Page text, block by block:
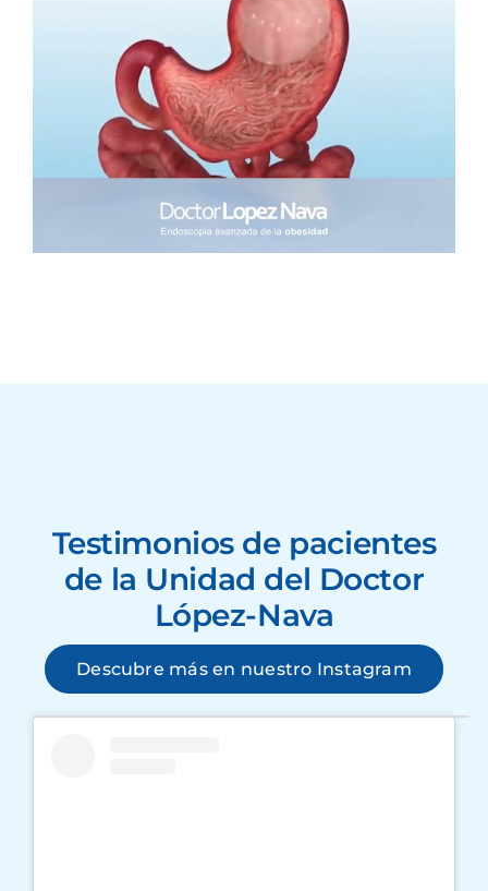
Testimonios de pacientes
de la Unidad del Doctor
López-Nava
Descubre más en nuestro Instagram